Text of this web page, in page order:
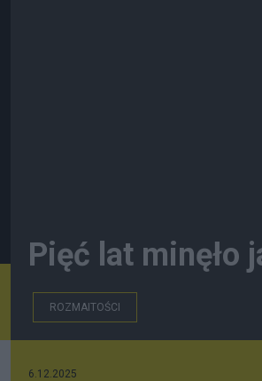
Pięć lat minęło
ROZMAITOŚCI
6.12.2025